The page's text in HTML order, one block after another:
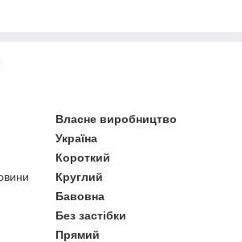
Власне виробництво
Україна
Короткий
Круглий
Бавовна
Без застібки
Прямий